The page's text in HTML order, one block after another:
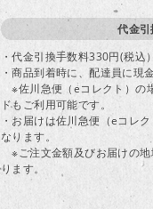
代金引
・代金引換手数料330円(税込）
・商品到着時に、配達員に現
※佐川急便（eコレクト）の
ドもご利用可能です。
・お届けは佐川急便（eコレ
なります。
※ご注文金額及びお届けの
ります。